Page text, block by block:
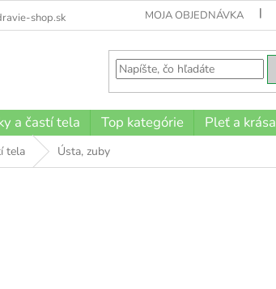
shop.sk MOJA OBJEDNÁVKA
a častí tela Top kategórie Pleť a krása
tela Ústa, zuby